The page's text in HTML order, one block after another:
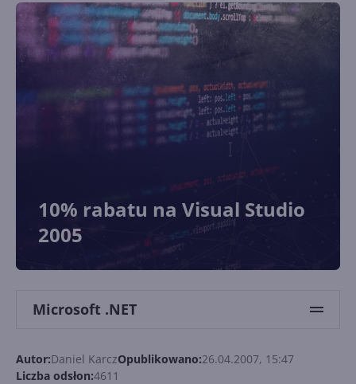
10% rabatu na Visual Studio
2005
Microsoft .NET
Autor:Daniel KarczOpublikowano:26.04.2007, 15:47
Liczba odsłon:4611